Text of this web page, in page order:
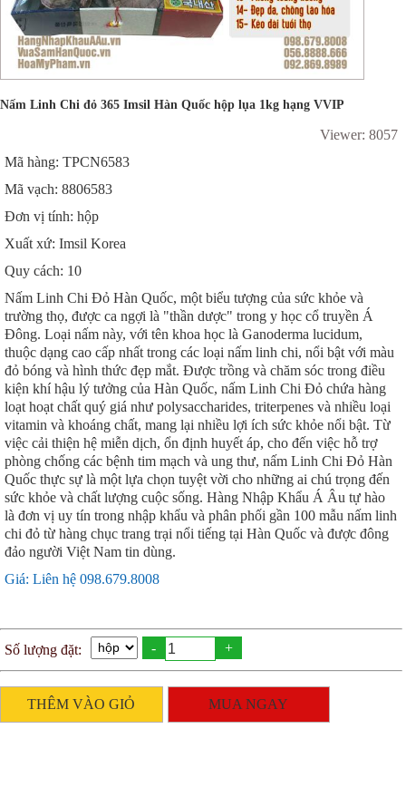
Nấm Linh Chi đỏ 365 Imsil Hàn Quốc hộp lụa 1kg hạng VVIP
Viewer: 8057
Mã hàng: TPCN6583
Mã vạch: 8806583
Đơn vị tính: hộp
Xuất xứ: Imsil Korea
Quy cách: 10
Nấm Linh Chi Đỏ Hàn Quốc, một biểu tượng của sức khỏe và
trường thọ, được ca ngợi là "thần dược" trong y học cổ truyền Á
Đông. Loại nấm này, với tên khoa học là Ganoderma lucidum,
thuộc dạng cao cấp nhất trong các loại nấm linh chi, nổi bật với màu
đỏ bóng và hình thức đẹp mắt. Được trồng và chăm sóc trong điều
kiện khí hậu lý tưởng của Hàn Quốc, nấm Linh Chi Đỏ chứa hàng
loạt hoạt chất quý giá như polysaccharides, triterpenes và nhiều loại
vitamin và khoáng chất, mang lại nhiều lợi ích sức khỏe nổi bật. Từ
việc cải thiện hệ miễn dịch, ổn định huyết áp, cho đến việc hỗ trợ
phòng chống các bệnh tim mạch và ung thư, nấm Linh Chi Đỏ Hàn
Quốc thực sự là một lựa chọn tuyệt vời cho những ai chú trọng đến
sức khỏe và chất lượng cuộc sống. Hàng Nhập Khẩu Á Âu tự hào
là đơn vị uy tín trong nhập khẩu và phân phối gần 100 mẫu nấm linh
chi đỏ từ hàng chục trang trại nổi tiếng tại Hàn Quốc và được đông
đảo người Việt Nam tin dùng.
Giá: Liên hệ 098.679.8008
Số lượng đặt: - +
THÊM VÀO GIỎ MUA NGAY